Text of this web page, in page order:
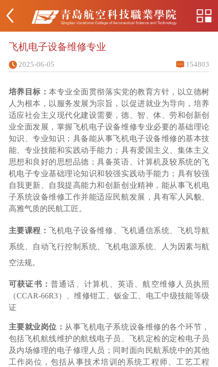
飞机电子设备维修专业
2025-06-05 154803
培养目标：本专业全面贯彻落实党的教育方针，以立德树
人为根本，以服务发展为宗旨，以促进就业为导向，培养
适应社会主义现代化建设需要，德、智、体、劳和创新创
业全面发展，掌握飞机电子设备维修专业必要的基础理论
知识、专业知识；具备能从事飞机电子设备维修的基本技
能、专业技能和实践动手能力；具有爱国主义、集体主义
思想和良好的思想品德；具备英语、计算机及较系统的飞
机电子专业基础理论知识和较强实践动手能力；具有较强
自我更新、自我提高能力和创新创业精神，能从事飞机电
子系统设备维修工作并能适应民航发展，具有军人风貌、
高雅气质的民航工匠。
主要课程：飞机电子设备维修、飞机通信系统、飞机导航
系统、自动飞行控制系统、飞机电源系统、人为因素与航
空法规。
可获证书：普通话、计算机、英语、航空维修人员执照
（CCAR-66R3）、维修钳工、钣金工、电工中级技能等级
证
主要就业岗位： 从事飞机电子系统设备维修的各个环节，
包括飞机航线维护的航线电子员、飞机定检的定检电子员
及内场修理的电子修理人员；同时面向民航系统中的其他
工作岗位，包括从事技术培训的系统工程师、工艺工程